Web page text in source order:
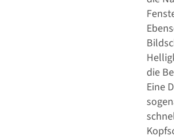
die
Eine